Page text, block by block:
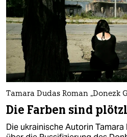
Tamara Dudas Roman „Donezk
Die Farben sind
Die ukrainische Autorin Tamara